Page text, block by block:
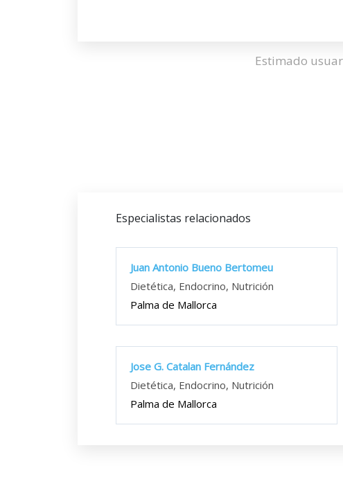
Estimado
Especialistas relacionados
Juan Antonio Bueno Bertomeu
Dietética, Endocrino, Nutrición
Palma de Mallorca
Jose G. Catalan Fernández
Dietética, Endocrino, Nutrición
Palma de Mallorca